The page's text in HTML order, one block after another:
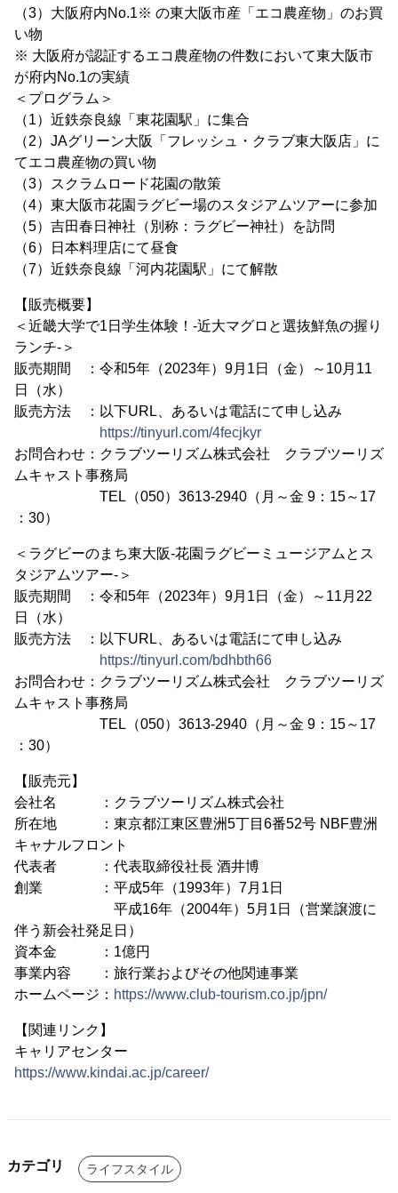
（3）大阪府内No.1※ の東大阪市産「エコ農産物」のお買
い物
※ 大阪府が認証するエコ農産物の件数において東大阪市
が府内No.1の実績
＜プログラム＞
（1）近鉄奈良線「東花園駅」に集合
（2）JAグリーン大阪「フレッシュ・クラブ東大阪店」に
てエコ農産物の買い物
（3）スクラムロード花園の散策
（4）東大阪市花園ラグビー場のスタジアムツアーに参加
（5）吉田春日神社（別称：ラグビー神社）を訪問
（6）日本料理店にて昼食
（7）近鉄奈良線「河内花園駅」にて解散
【販売概要】
＜近畿大学で1日学生体験！-近大マグロと選抜鮮魚の握り
ランチ-＞
販売期間 ：令和5年（2023年）9月1日（金）～10月11
日（水）
販売方法 ：以下URL、あるいは電話にて申し込み
https://tinyurl.com/4fecjkyr
お問合わせ：クラブツーリズム株式会社 クラブツーリズ
ムキャスト事務局
TEL（050）3613-2940（月～金 9：15～17
：30）
＜ラグビーのまち東大阪-花園ラグビーミュージアムとス
タジアムツアー-＞
販売期間 ：令和5年（2023年）9月1日（金）～11月22
日（水）
販売方法 ：以下URL、あるいは電話にて申し込み
https://tinyurl.com/bdhbth66
お問合わせ：クラブツーリズム株式会社 クラブツーリズ
ムキャスト事務局
TEL（050）3613-2940（月～金 9：15～17
：30）
【販売元】
会社名 ：クラブツーリズム株式会社
所在地 ：東京都江東区豊洲5丁目6番52号 NBF豊洲
キャナルフロント
代表者 ：代表取締役社長 酒井博
創業 ：平成5年（1993年）7月1日
平成16年（2004年）5月1日（営業譲渡に
伴う新会社発足日）
資本金 ：1億円
事業内容 ：旅行業およびその他関連事業
ホームページ： https://www.club-tourism.co.jp/jpn/
【関連リンク】
キャリアセンター
https://www.kindai.ac.jp/career/
カテゴリ ライフスタイル